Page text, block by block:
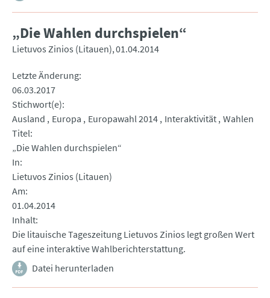
„Die Wahlen durchspielen“
Lietuvos Zinios (Litauen) 01.04.2014
Letzte Änderung
06.03.2017
Stichwort(e)
Ausland
Europa Europawahl 2014 Interaktivität Wahlen
Titel
„Die Wahlen durchspielen“
In
Lietuvos Zinios (Litauen)
Am
01.04.2014
Inhalt
Die litauische Tageszeitung Lietuvos Zinios legt großen Wert
auf eine interaktive Wahlberichterstattung.
Datei herunterladen